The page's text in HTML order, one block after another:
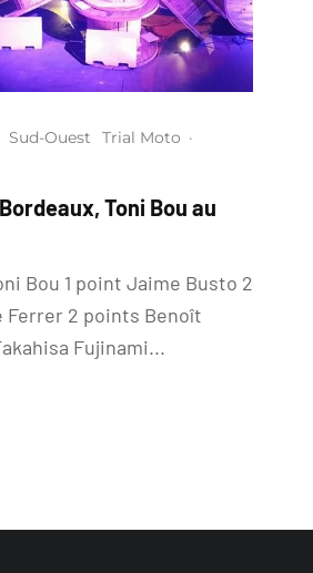
Sud-Ouest Trial Moto ·
Toni Bou au
Bou 1 point Jaime Busto 2
Ferrer 2 points Benoît
Fujinami...